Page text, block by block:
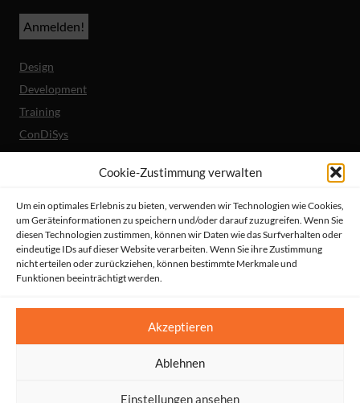
Cookie-Zustimmung verwalten
Um ein optimales Erlebnis zu bieten, verwenden wir Technologien wie Cookies,
um Geräteinformationen zu speichern und/oder darauf zuzugreifen. Wenn Sie
diesen Technologien zustimmen, können wir Daten wie das Surfverhalten oder
eindeutige IDs auf dieser Website verarbeiten. Wenn Sie ihre Zustimmung
nicht erteilen oder zurückziehen, können bestimmte Merkmale und
Funktionen beeinträchtigt werden.
Akzeptieren
Ablehnen
Einstellungen ansehen
Design
Development
Training
ConDiSys
Barrierefreiheit
Mobile Lösungen
Unternehmen
Referenzen
Aktuelles
© HeiReS GmbH
AGBs|Datenschutz